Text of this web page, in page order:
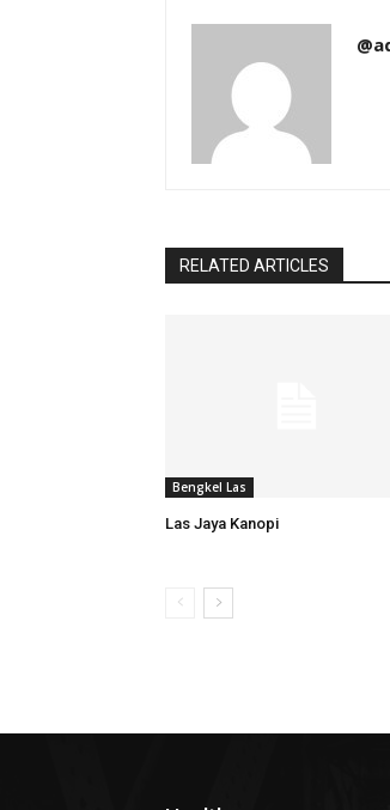
RELATED ARTICLES
Bengkel Las
Las Jaya Kanopi